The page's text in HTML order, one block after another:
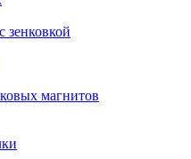
зенковкой
магнитов